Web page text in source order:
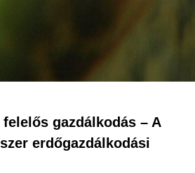
gazdálkodás – A
erdőgazdálkodási